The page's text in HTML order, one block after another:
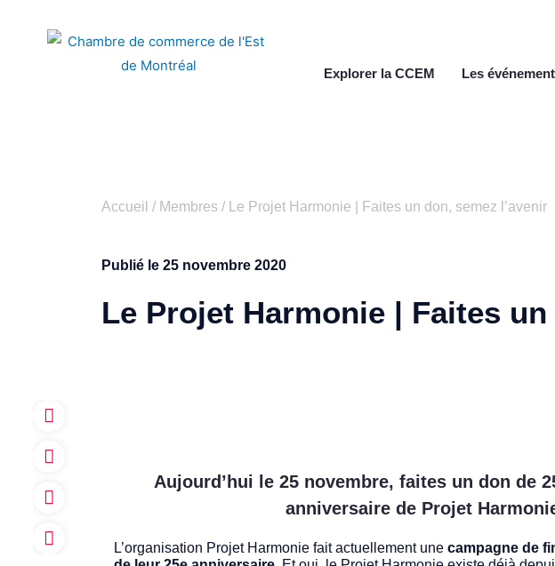
Explorer la CCEM Les
Accueil / Membres / Le Projet Harmonie | Faites un don, semez l’avenir
Publié le 25 novembre 2020
Le Projet Harmonie | Faites
Aujourd’hui le 25 novembre, faites un don de
anniversaire de Projet
L’organisation Projet Harmonie faitactuellement une campagne de